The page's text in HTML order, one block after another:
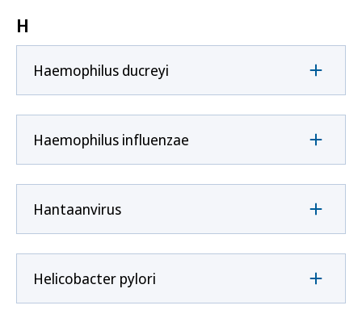
H
Haemophilus ducreyi
Haemophilus influenzae
Hantaanvirus
Helicobacter pylori